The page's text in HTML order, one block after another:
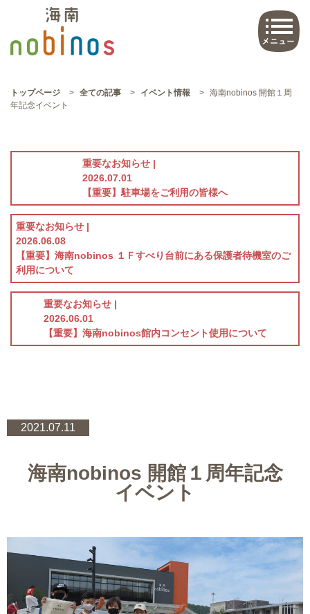
トップページ > 全ての記事 > イベント情報 > 海南nobinos 開館１周
年記念イベント
重要なお知らせ |
2026.07.01
【重要】駐車場をご利用の皆様へ
重要なお知らせ |
2026.06.08
【重要】海南nobinos １Ｆすべり台前にある保護者待機室のご
利用について
重要なお知らせ |
2026.06.01
【重要】海南nobinos館内コンセント使用について
2021.07.11
海南nobinos 開館１周年記念
イベント